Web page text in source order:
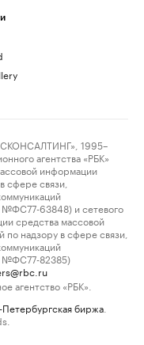
1995–
агентства «РБК»
информации
сфере связи,
63848) и сетевого
средства массовой
надзору в сфере связи,
№ФС77-82385)
агентство «РБК».
биржа